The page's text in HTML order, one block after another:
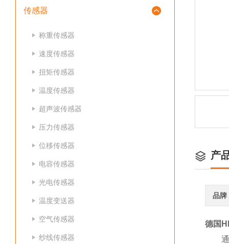
传感器
称重传感器
速度传感器
扭矩传感器
温度传感器
超声波传感器
压力传感器
位移传感器
电容传感器
光电传感器
温度变送器
空气传感器
纱线传感器
产
品牌
德国